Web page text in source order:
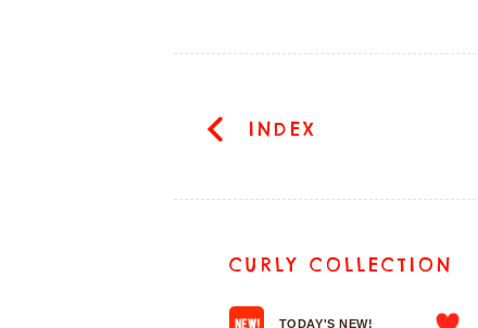
INDEX
CURLY COLLECTION
TODAY'S NEW!